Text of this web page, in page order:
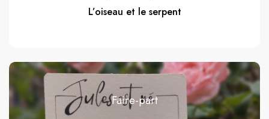
L’oiseau et le serpent
Faire-part